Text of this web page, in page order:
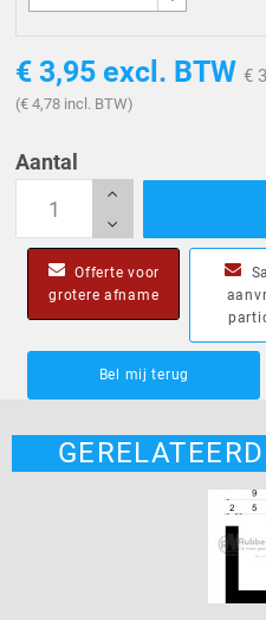
€ 3,95 excl. BTW €
(€ 4,78 incl. BTW)
Aantal
Offerte voor
grotere afname
Bel mij terug